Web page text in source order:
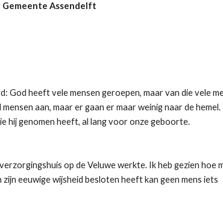
Gemeente Assendelft
heeft vele mensen geroepen, maar van die vele
aan, maar er gaan er maar weinig naar de
hij genomen heeft, al lang voor onze geboorte.
op de Veluwe werkte. Ik heb gezien hoe
eeuwige wijsheid besloten heeft kan geen mens iets